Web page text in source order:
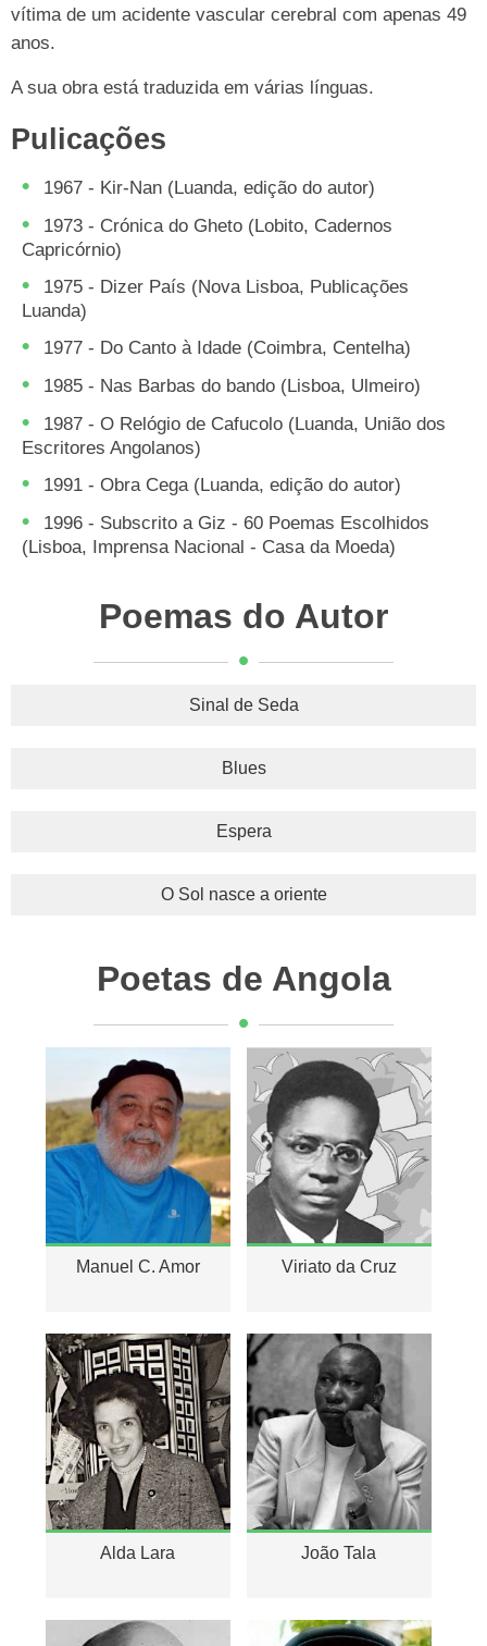
vítima de um acidente vascular cerebral com apenas 49
anos.
A sua obra está traduzida em várias línguas.
Pulicações
1967 - Kir-Nan (Luanda, edição do autor)
1973 - Crónica do Gheto (Lobito, Cadernos
Capricórnio)
1975 - Dizer País (Nova Lisboa, Publicações
Luanda)
1977 - Do Canto à Idade (Coimbra, Centelha)
1985 - Nas Barbas do bando (Lisboa, Ulmeiro)
1987 - O Relógio de Cafucolo (Luanda, União dos
Escritores Angolanos)
1991 - Obra Cega (Luanda, edição do autor)
1996 - Subscrito a Giz - 60 Poemas Escolhidos
(Lisboa, Imprensa Nacional - Casa da Moeda)
Poemas do Autor
Sinal de Seda
Blues
Espera
O Sol nasce a oriente
Poetas de Angola
Manuel C. Amor Viriato da Cruz
Alda Lara João Tala